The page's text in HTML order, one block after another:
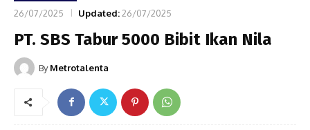
26/07/2025 Updated:26/07/2025
PT. SBS Tabur 5000 Bibit Ikan Nila
By Metrotalenta